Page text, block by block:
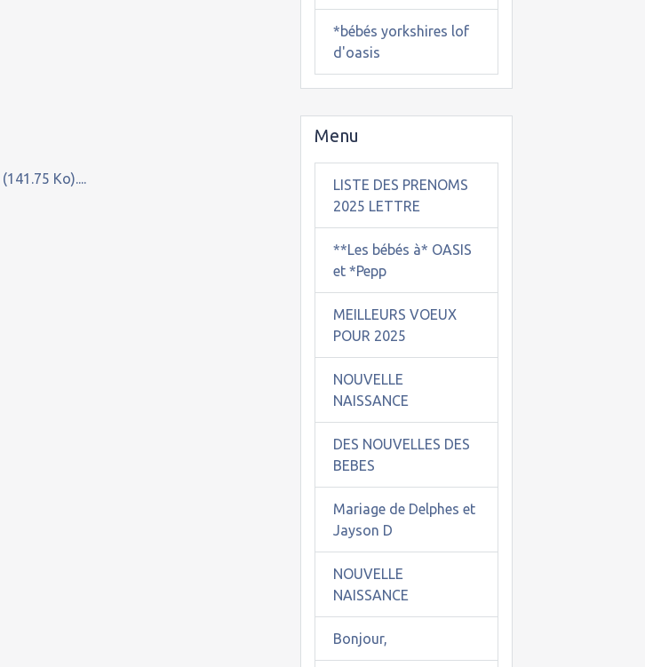
(141.75 Ko)....
*bébés yorkshires lof
d'oasis
Menu
LISTE DES PRENOMS
2025 LETTRE
**Les bébés à* OASIS
et *Pepp
MEILLEURS VOEUX
POUR 2025
NOUVELLE
NAISSANCE
DES NOUVELLES DES
BEBES
Mariage de Delphes et
Jayson D
NOUVELLE
NAISSANCE
Bonjour,